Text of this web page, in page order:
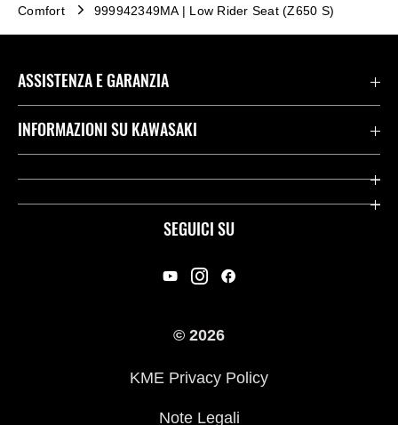
Comfort
999942349MA | Low Rider Seat (Z650 S)
SEGUICI SU
ASSISTENZA E GARANZIA
Assistenza Stradale Kawasaki
Kawasaki Care
INFORMAZIONI SU KAWASAKI
Società
© 2026
KME Privacy Policy
Note Legali